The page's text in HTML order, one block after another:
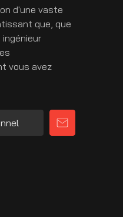
d'une vaste
que, que
vous avez